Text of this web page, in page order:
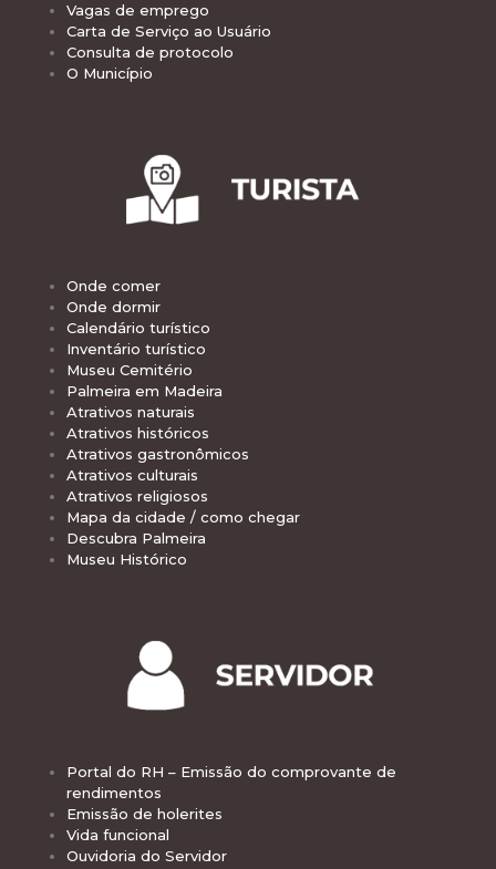
Vagas de emprego
Carta de Serviço ao Usuário
Consulta de protocolo
O Município
Onde comer
Onde dormir
Calendário turístico
Inventário turístico
Museu Cemitério
Palmeira em Madeira
Atrativos naturais
Atrativos históricos
Atrativos gastronômicos
Atrativos culturais
Atrativos religiosos
Mapa da cidade / como chegar
Descubra Palmeira
Museu Histórico
Portal do RH – Emissão do comprovante de
rendimentos
Emissão de holerites
Vida funcional
Ouvidoria do Servidor